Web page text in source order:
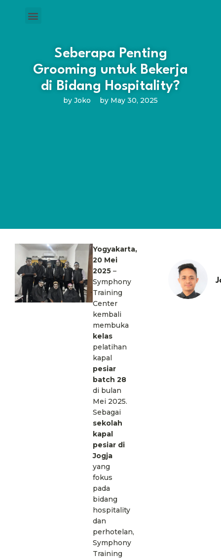
Seberapa Penting
Grooming untuk Bekerja
di Bidang Hospitality?
by Joko by May 30, 2025
Yogyakarta,
20 Mei
2025 –
Symphony
Training
Center
kembali
membuka
kelas
pelatihan
kapal
pesiar
batch 28
di bulan
Mei 2025.
Sebagai
sekolah
kapal
pesiar di
Jogja
yang
fokus
pada
bidang
hospitality
dan
perhotelan,
Symphony
Training